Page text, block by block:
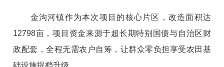
金沟河镇作为本次项目的核心片区，改造面积达
12798亩，项目资金来源于超长期特别国债与自治区财
政配套，全程无需农户自筹，让群众零负担享受农田基
础设施提档升级。